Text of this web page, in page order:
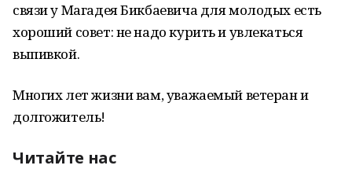
связи у Магадея Бикбаевича для молодых есть
хороший совет: не надо курить и увлекаться
выпивкой.
Многих лет жизни вам, уважаемый ветеран и
долгожитель!
Читайте нас